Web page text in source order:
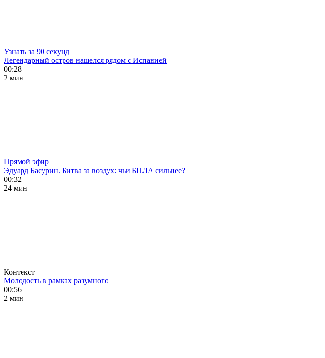
Узнать за 90 секунд
Легендарный остров нашелся рядом с Испанией
00:28
2 мин
Прямой эфир
Эдуард Басурин. Битва за воздух: чьи БПЛА сильнее?
00:32
24 мин
Контекст
Молодость в рамках разумного
00:56
2 мин